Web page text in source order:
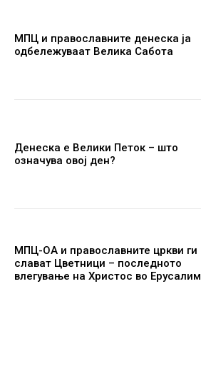
МПЦ и православните денеска ја
одбележуваат Велика Сабота
Денеска е Велики Петок – што
означува овој ден?
МПЦ-ОА и православните цркви ги
слават Цветници – последното
влегување на Христос во Ерусалим